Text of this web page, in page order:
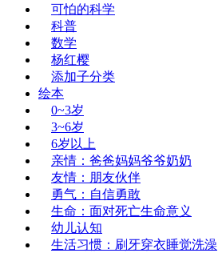
可怕的科学
科普
数学
杨红樱
添加子分类
绘本
0~3岁
3~6岁
6岁以上
亲情：爸爸妈妈爷爷奶奶
友情：朋友伙伴
勇气：自信勇敢
生命：面对死亡生命意义
幼儿认知
生活习惯：刷牙穿衣睡觉洗澡